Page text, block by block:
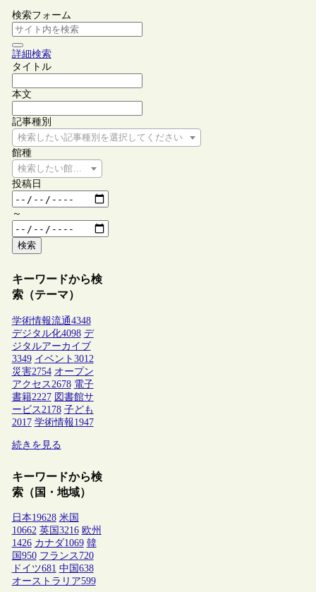
検索フォーム
詳細検索
タイトル
本文
記事種別
検索したい記事種別を選択してください
館種
検索したい館種を選択してください
投稿日
～
検索
キーワードから検
索（テーマ）
学術情報流通4348
デジタル化4098 デ
ジタルアーカイブ
3349 イベント 3012
災害2754 オープン
アクセス 2678 電子
書籍2227 図書館サ
ービス 2178 子ども
2017 学術情報1947
続きを見る
キーワードから検
索（国・地域）
日本19628 米国
10662 英国 3216 欧州
1426 カナダ1069 韓
国 950 フランス 720
ドイツ681 中国 638
オーストラリア599